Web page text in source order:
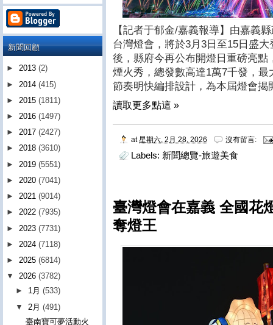
【記者于郁金/嘉義報導】由嘉義
台灣燈會，將於3月3日至15日盛
後，縣府今再公布開燈日重磅亮
煙火秀，總發數高達1萬7千發，
節奏明快編排設計，為本屆燈會揭
讀取更多點這 »
at 星期六, 2月 28, 2026 沒有留言:
Labels: 新聞總覽-旅遊美食
臺灣燈會在嘉義 全國花
奪燈王
新聞回顧
► 2013 (2)
► 2014 (415)
► 2015 (1811)
► 2016 (1497)
► 2017 (2427)
► 2018 (3610)
► 2019 (5551)
► 2020 (7041)
► 2021 (9014)
► 2022 (7935)
► 2023 (7731)
► 2024 (7118)
► 2025 (6814)
▼ 2026 (3782)
► 1月(533)
▼ 2月(491)
臺南寶可夢活動火